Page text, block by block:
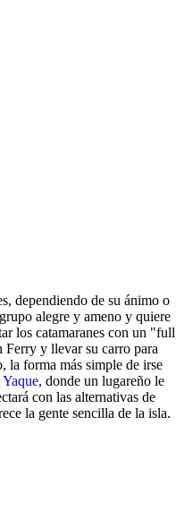
dependiendo de su ánimo o
alegre y ameno y quiere
los catamaranes con un "full
Ferry y llevar su carro para
la forma más simple de irse
, donde un lugareño le
con las alternativas de
la gente sencilla de la isla.